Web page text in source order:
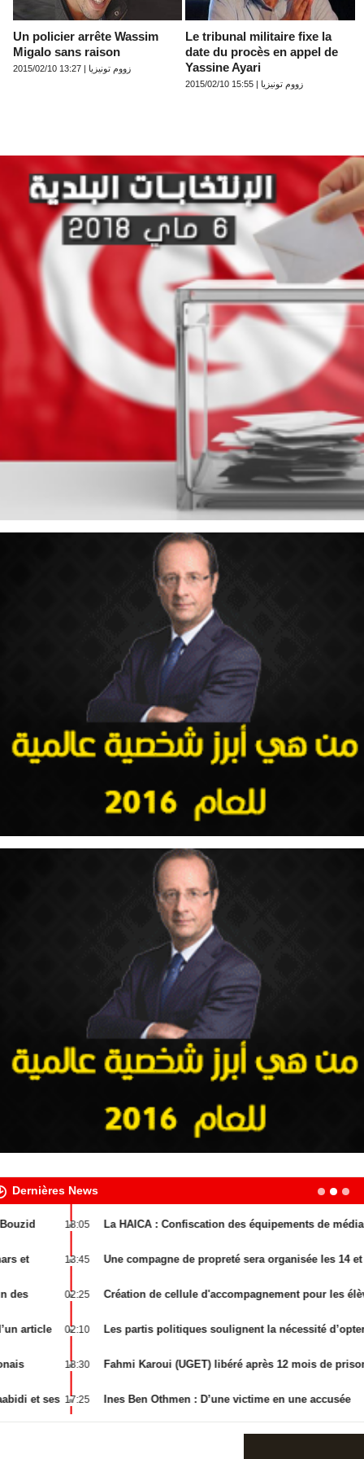
Le tribunal militaire fixe la
date du procès en appel de
Yassine Ayari
زووم تونيزيا | 15:55 2015/02/10
Un policier arrête Wassim
Migalo sans raison
زووم تونيزيا | 13:27 2015/02/10
Dernières News
18:05 La HAICA : Confiscation des équipements de médias
13:45 Une compagne de propreté sera organisée les 14 et le 15 février
02:25 Création de cellule d'accompagnement pour les élèves
02:10 Les partis politiques soulignent la nécessité d’opter pour une
18:30 Fahmi Karoui (UGET) libéré après 12 mois de prison
17:25 Ines Ben Othmen : D’une victime en une accusée